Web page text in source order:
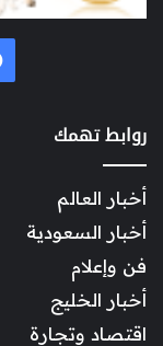
روابط تهمك
أخبار العالم
أخبار السعودية
فن وإعلام
أخبار الخليج
اقتصاد وتجارة